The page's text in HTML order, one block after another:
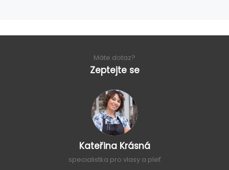
Máte dotaz?
Zeptejte se
Kateřina Krásná
specialistka pro vlasy a pleť